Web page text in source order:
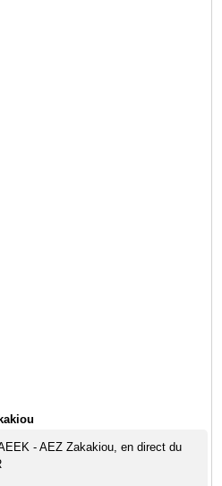
- AEZ Zakakiou, en direct du